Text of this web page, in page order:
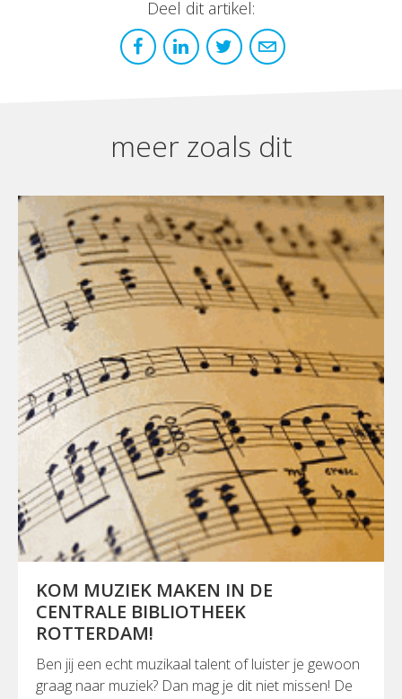
Deel dit artikel:
meer zoals dit
KOM MUZIEK MAKEN IN DE
CENTRALE BIBLIOTHEEK
ROTTERDAM!
Ben jij een echt muzikaal talent of luister je gewoon
graag naar muziek? Dan mag je dit niet missen! De